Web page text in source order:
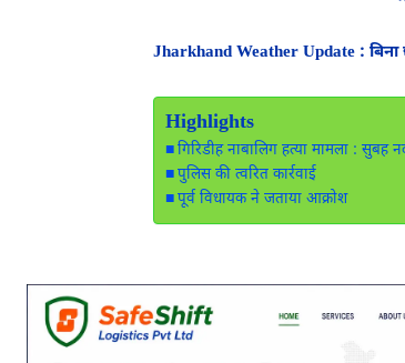
Jharkhand Weather Update :
Highlights
गिरिडीह नाबालिग हत्या मामला : सुबह
पुलिस की त्वरित कार्रवाई
पूर्व विधायक ने जताया आक्रोश